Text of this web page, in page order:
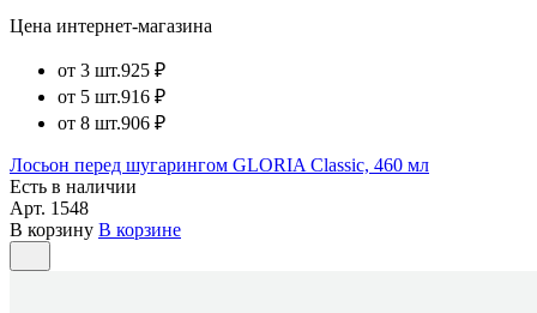
Цена интернет-магазина
от 3 шт.925 ₽
от 5 шт.916 ₽
от 8 шт.906 ₽
Лосьон перед шугарингом GLORIA Classic, 460 мл
Есть в наличии
Арт. 1548
В корзину В корзине